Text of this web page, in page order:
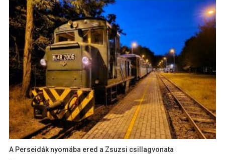
A Perseidák nyomába ered a Zsuzsi csillagvonata